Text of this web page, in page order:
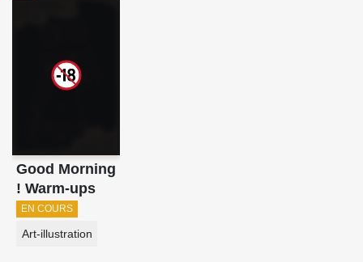
Good Morning
! Warm-ups
EN COURS
Art-illustration